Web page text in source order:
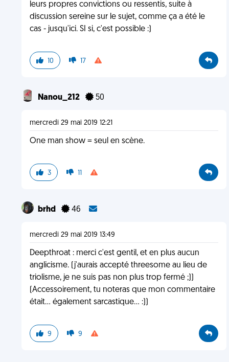
leurs propres convictions ou ressentis, suite à
discussion sereine sur le sujet, comme ça a été le
cas - jusqu'ici. SI si, c'est possible :)
10 17
Nanou_212 50
mercredi 29 mai 2019 12:21
One man show = seul en scène.
3 11
brhd 46
mercredi 29 mai 2019 13:49
Deepthroat : merci c'est gentil, et en plus aucun
anglicisme. (j'aurais accepté threesome au lieu de
triolisme, je ne suis pas non plus trop fermé ;))
(Accessoirement, tu noteras que mon commentaire
était... également sarcastique... :))
9 9